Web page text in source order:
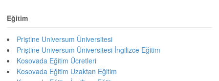
Eğitim
Priştine Universum Üniversitesi
Priştine Universum Üniversitesi İngilizce Eğitim
Kosovada Eğitim Ücretleri
Kosovada Eğitim Uzaktan Eğitim